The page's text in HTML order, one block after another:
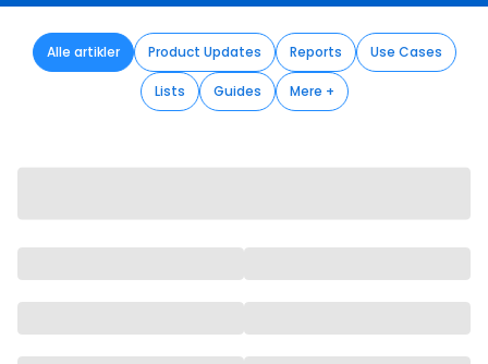
Alle artikler Product Updates Reports Use Cases
Lists Guides Mere +